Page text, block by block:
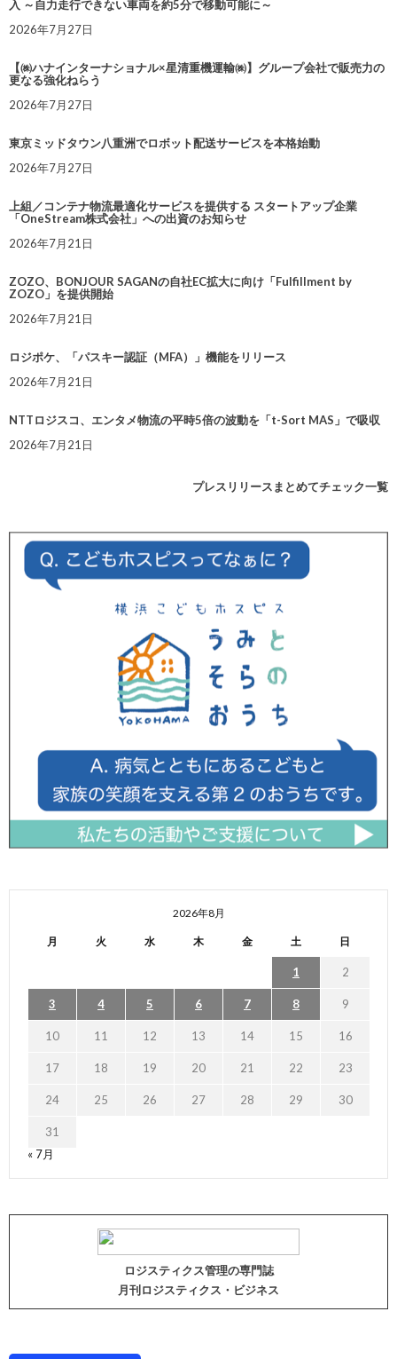
入 ～自力走行できない車両を約5分で移動可能に～
2026年7月27日
【㈱ハナインターナショナル×星清重機運輸㈱】グループ会社で販売力の
更なる強化ねらう
2026年7月27日
東京ミッドタウン八重洲でロボット配送サービスを本格始動
2026年7月27日
上組／コンテナ物流最適化サービスを提供する スタートアップ企業
「OneStream株式会社」への出資のお知らせ
2026年7月21日
ZOZO、BONJOUR SAGANの自社EC拡大に向け「Fulfillment by
ZOZO」を提供開始
2026年7月21日
ロジポケ、「パスキー認証（MFA）」機能をリリース
2026年7月21日
NTTロジスコ、エンタメ物流の平時5倍の波動を「t-Sort MAS」で吸収
2026年7月21日
プレスリリースまとめてチェック一覧
2026年8月
月 火 水 木 金 土 日
1 2
3 4 5 6 7 8 9
10 11 12 13 14 15 16
17 18 19 20 21 22 23
24 25 26 27 28 29 30
31
« 7月
ロジスティクス管理の専門誌
月刊ロジスティクス・ビジネス